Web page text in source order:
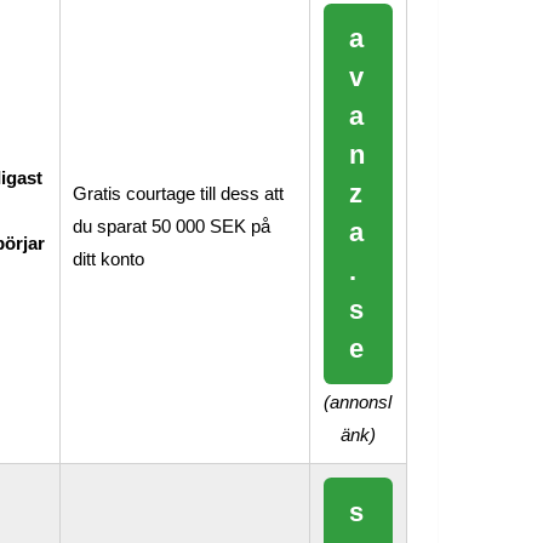
Gratis courtage till dess att
du sparat 50 000 SEK på
ditt konto
a
v
a
n
z
a
.
s
e
(annonsl
änk)
s